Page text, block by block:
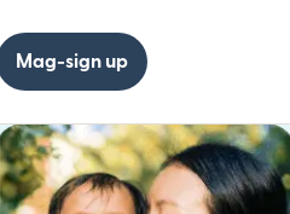
Mag-sign up